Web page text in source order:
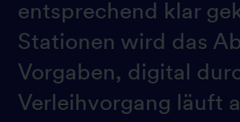
entsprechend klar
Stationen wird das
Vorgaben, digital
Verleihvorgang läuft